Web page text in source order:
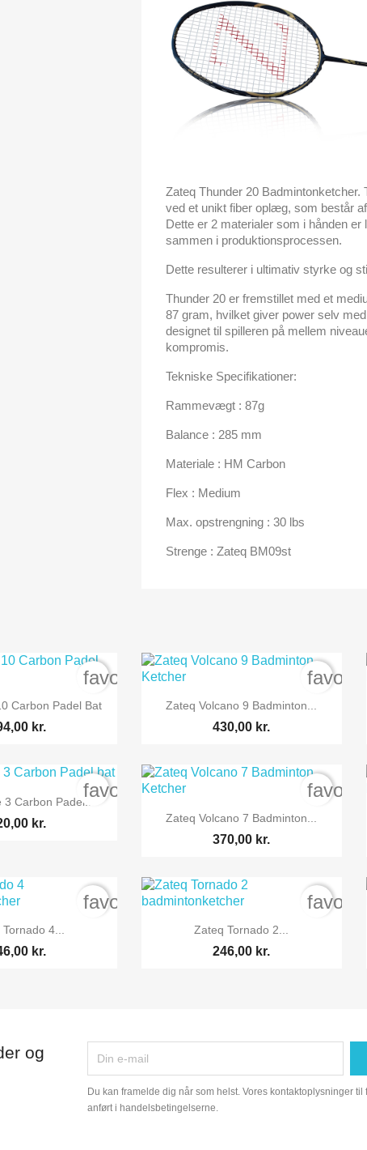
Zateq Thunder 20
ved et unikt fiber oplæg, som består
Dette er 2 materialer som i hånden
sammen i produktionsprocessen.
Dette resulterer i ultimativ styrke og
Thunder 20 er fremstillet med et
87 gram, hvilket giver power selv
designet til spilleren på mellem
kompromis.
Tekniske Specifikationer:
Rammevægt : 87g
Balance : 285 mm
Materiale : HM Carbon
Flex : Medium
Max. opstrengning : 30 lbs
Strenge : Zateq BM09st
Vis her
Carbon Padel Bat
kr.
favorite_border
 Vis her
Zateq Volcano 9 Badminton...
430,00 kr.
Vis her
3 Carbon Padel...
kr.
favorite_border
 Vis her
Zateq Volcano 7 Badminton...
370,00 kr.
Vis her4...
kr.
favorite_border
 Vis her
Zateq Tornado 2...
246,00 kr.
og
Du kan framelde dig når som helst. Vores kontaktoplysninger til
anført i handelsbetingelserne.